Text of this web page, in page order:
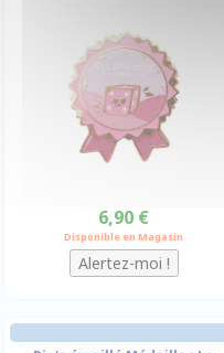
6,90 €
Disponible en Magasin